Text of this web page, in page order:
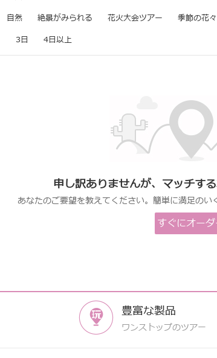
自然 絶景がみられる 花火大会ツアー 季節の花々
3日 4日以上
申し訳ありませんが、マッチす
あなたのご要望を教えてください。簡単に満足の
すぐにオー
豊富な製品
ワンストップのツアー